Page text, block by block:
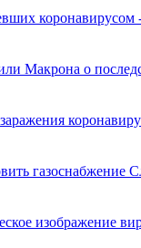
коронавирусом
Макрона о
газоснабжение
изображение